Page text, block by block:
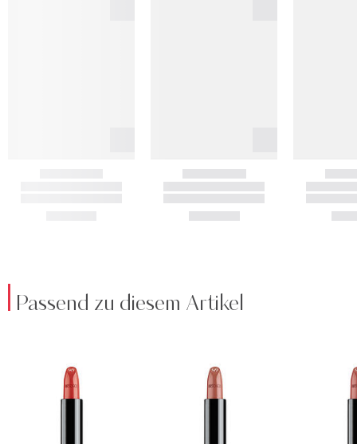
Passend zu diesem Artikel